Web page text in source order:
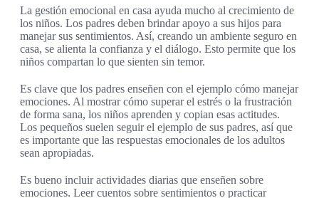
La gestión emocional en casa ayuda mucho al crecimiento de
los niños. Los padres deben brindar apoyo a sus hijos para
manejar sus sentimientos. Así, creando un ambiente seguro en
casa, se alienta la confianza y el diálogo. Esto permite que los
niños compartan lo que sienten sin temor.
Es clave que los padres enseñen con el ejemplo cómo manejar
emociones. Al mostrar cómo superar el estrés o la frustración
de forma sana, los niños aprenden y copian esas actitudes.
Los pequeños suelen seguir el ejemplo de sus padres, así que
es importante que las respuestas emocionales de los adultos
sean apropiadas.
Es bueno incluir actividades diarias que enseñen sobre
emociones. Leer cuentos sobre sentimientos o practicar